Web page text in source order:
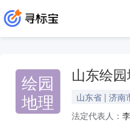
绘园
地理
山东绘
山东省 | 济南
法定代表人：